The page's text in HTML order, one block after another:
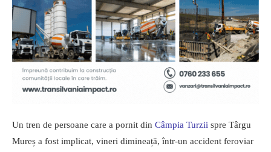
Un tren de persoane care a pornit din Câmpia Turzii spre Târgu
Mureș a fost implicat, vineri dimineață, într-un accident feroviar